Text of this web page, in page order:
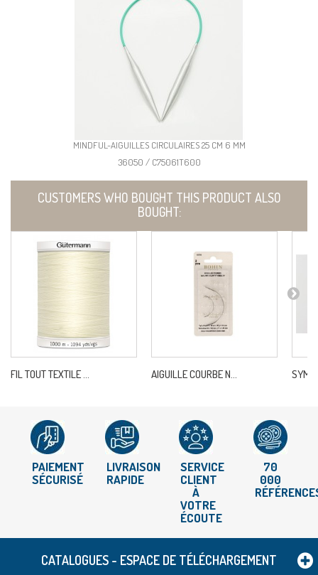
MINDFUL-AIGUILLES CIRCULAIRES 25 CM 6 MM
36050 / C75061T600
CUSTOMERS WHO BOUGHT THIS PRODUCT ALSO
BOUGHT:
FIL TOUT TEXTILE ... AIGUILLE COURBE N...
PAIEMENT
SÉCURISÉ
LIVRAISON
RAPIDE
SERVICE
CLIENT
À
VOTRE
ÉCOUTE
70
000
CATALOGUES - ESPACE DE TÉLÉCHARGEMENT